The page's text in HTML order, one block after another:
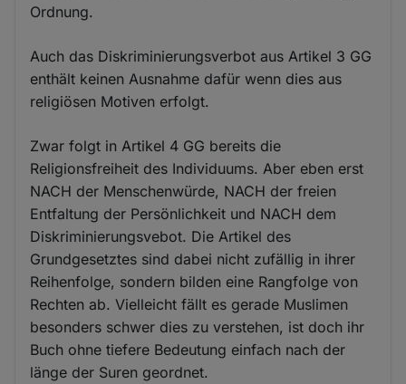
Ordnung.
Auch das Diskriminierungsverbot aus Artikel 3 GG
enthält keinen Ausnahme dafür wenn dies aus
religiösen Motiven erfolgt.
Zwar folgt in Artikel 4 GG bereits die
Religionsfreiheit des Individuums. Aber eben erst
NACH der Menschenwürde, NACH der freien
Entfaltung der Persönlichkeit und NACH dem
Diskriminierungsvebot. Die Artikel des
Grundgesetztes sind dabei nicht zufällig in ihrer
Reihenfolge, sondern bilden eine Rangfolge von
Rechten ab. Vielleicht fällt es gerade Muslimen
besonders schwer dies zu verstehen, ist doch ihr
Buch ohne tiefere Bedeutung einfach nach der
länge der Suren geordnet.